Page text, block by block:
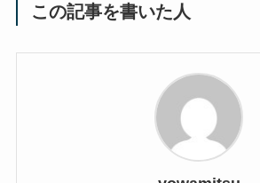
この記事を書いた人